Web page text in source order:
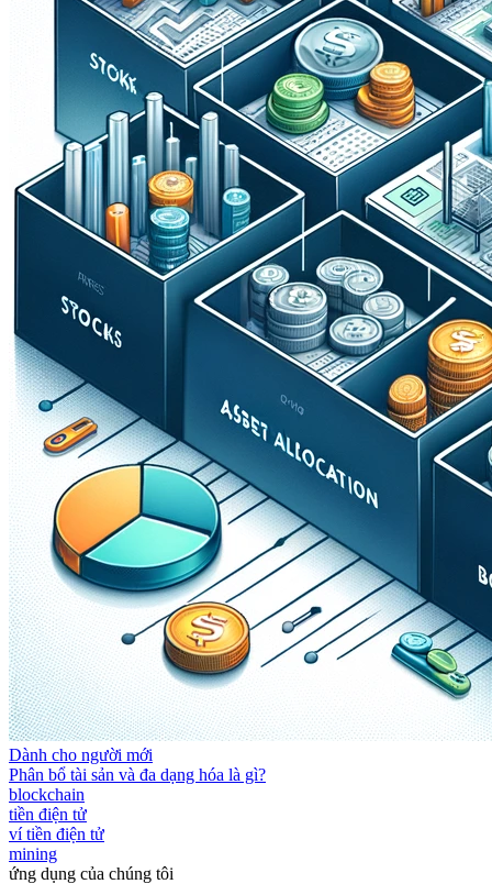
Dành cho người mới
Phân bổ tài sản và đa dạng hóa là gì?
blockchain
tiền điện tử
ví tiền điện tử
mining
ứng dụng của chúng tôi